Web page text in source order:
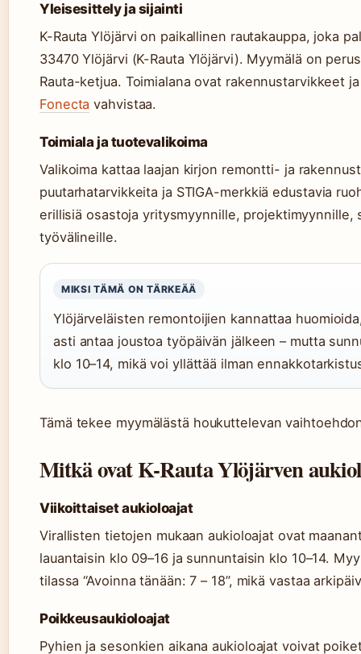
Yleisesittely ja sijainti
K-Rauta Ylöjärvi on paikallinen rautakauppa, joka
33470 Ylöjärvi (K-Rauta Ylöjärvi). Myymälä on
Rauta-ketjua. Toimialana ovat rakennustarvikkeet
Fonecta vahvistaa.
Toimiala ja tuotevalikoima
Valikoima kattaa laajan kirjon remontti- ja
puutarhatarvikkeita ja STIGA-merkkiä edustavia
erillisiä osastoja yritysmyynnille, projektimyynnille,
työvälineille.
MIKSI TÄMÄ ON TÄRKEÄÄ
Ylöjärveläisten remontoijien kannattaa
asti antaa joustoa työpäivän jälkeen – mutta
klo 10–14, mikä voi yllättää ilman
Tämä tekee myymälästä houkuttelevan
Mitkä ovat K-Rauta Ylöjärven
Viikoittaiset aukioloajat
Virallisten tietojen mukaan aukioloajat ovat
lauantaisin klo 09–16 ja sunnuntaisin klo 10–14.
tilassa “Avoinna tänään: 7 – 18”, mikä vastaa
Poikkeusaukioloajat
Pyhien ja sesonkien aikana aukioloajat voivat